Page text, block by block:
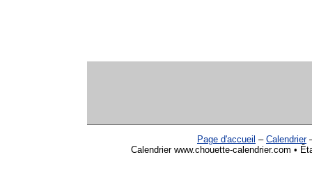
Page d'accueil – Calendrier
Calendrier www.chouette-calendrier.com •